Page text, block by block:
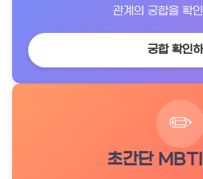
관계의 궁합을 확
궁합 확인하
✏️
초간단